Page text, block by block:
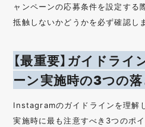
ャンペーンの応募条件を設定する
抵触しないかどうかを必ず確認し
【最重要】ガイドラ
ーン実施時の3つの
Instagramのガイドラインを理解
実施時に最も注意すべき3つのポ